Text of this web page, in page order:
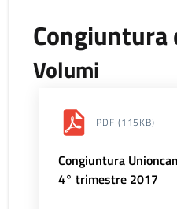
Volumi
PDF (115KB)
Congiuntura
4° trimestre 2017